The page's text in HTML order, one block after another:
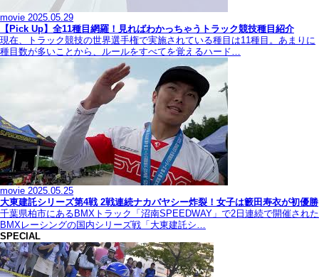
movie 2025.05.29
【Pick Up】全11種目網羅！見ればわかっちゃうトラック競技種目紹介
現在、トラック競技の世界選手権で実施されている種目は11種目。あまりに
種目数が多いことから、ルールをすべてを覚えるハード…
movie 2025.05.25
大東建託シリーズ第4戦 2戦連続ナカバヤシー炸裂！女子は籔田寿衣が初優勝
千葉県柏市にあるBMXトラック「沼南SPEEDWAY」で2日連続で開催された
BMXレーシングの国内シリーズ戦「大東建託シ…
SPECIAL